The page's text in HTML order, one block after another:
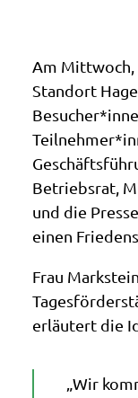
Am Mittwoch,
Standort
Betriebsrat,
und die
einen
Frau
erläutert die
„Wir